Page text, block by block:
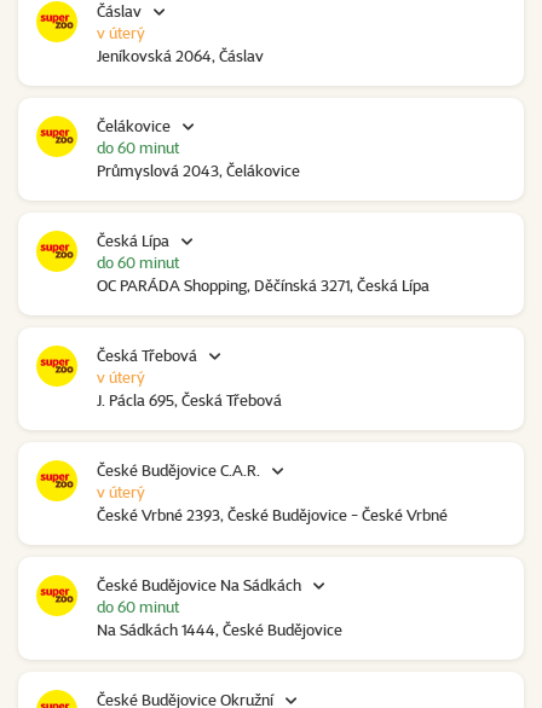
Čáslav
Jeníkovská 2064, Čáslav
v úterý
Čelákovice
Průmyslová 2043, Čelákovice
do 60 minut
Česká Lípa
OC PARÁDA Shopping, Děčínská 3271, Česká Lípa
do 60 minut
Česká Třebová
J. Pácla 695, Česká Třebová
v úterý
České Budějovice C.A.R.
České Vrbné 2393, České Budějovice - České Vrbné
v úterý
České Budějovice Na Sádkách
Na Sádkách 1444, České Budějovice
do 60 minut
České Budějovice Okružní